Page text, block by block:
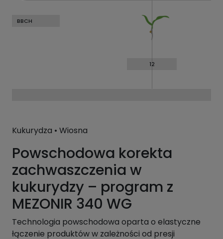
BBCH
12
Kukurydza • Wiosna
Powschodowa korekta
zachwaszczenia w
kukurydzy – program z
MEZONIR 340 WG
Technologia powschodowa oparta o elastyczne
łączenie produktów w zależności od presji